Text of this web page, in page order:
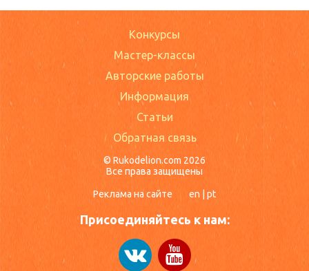
Конкурсы
Мастер-классы
Авторские работы
Информация
Статьи
Обратная связь
© Rukodelion.com 2026
Все права защищены
Реклама на сайте en pt
Присоединяйтесь к нам: